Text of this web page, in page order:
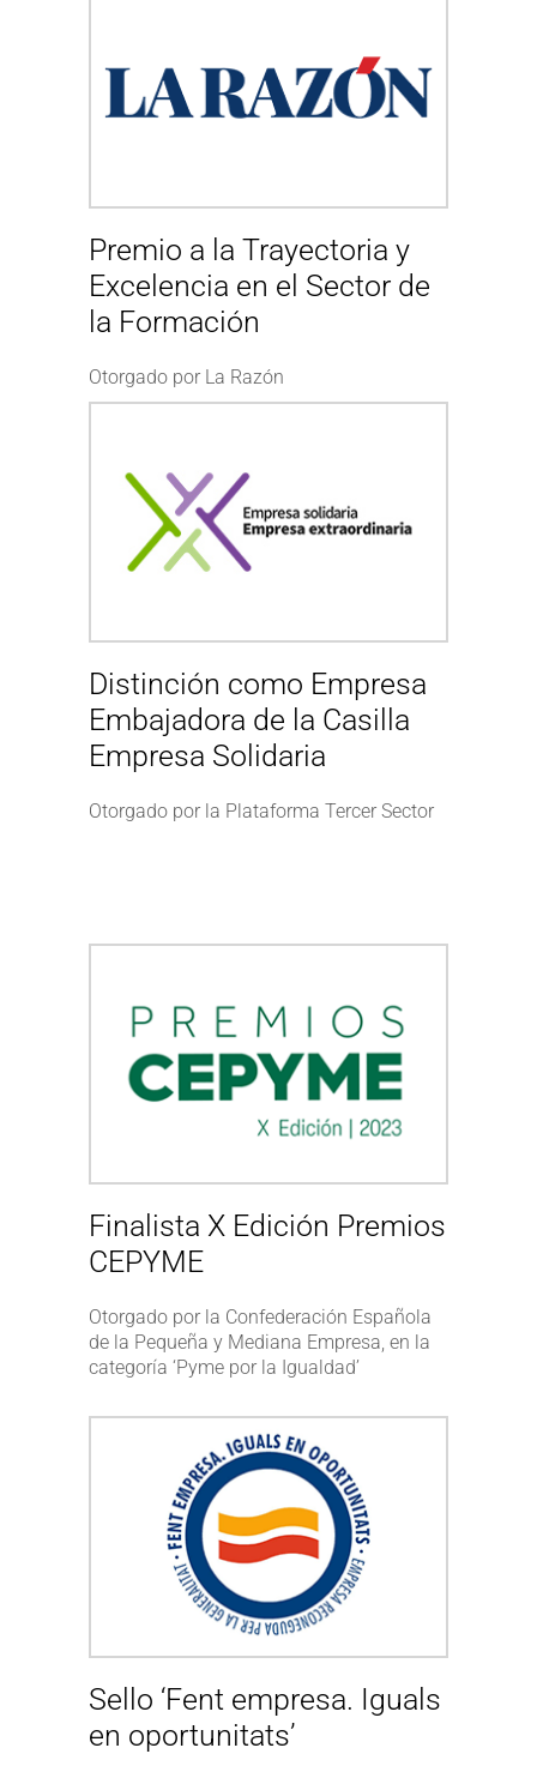
Premio a la Trayectoria y
Excelencia en el Sector de
la Formación
Otorgado por La Razón
Distinción como Empresa
Embajadora de la Casilla
Empresa Solidaria
Otorgado por la Plataforma Tercer Sector
Finalista X Edición Premios
CEPYME
Otorgado por la Confederación Española
de la Pequeña y Mediana Empresa, en la
categoría ‘Pyme por la Igualdad’
Sello ‘Fent empresa. Iguals
en oportunitats’